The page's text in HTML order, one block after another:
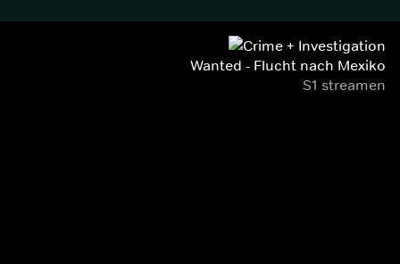
Wanted - Flucht nach Mexiko
S1 streamen